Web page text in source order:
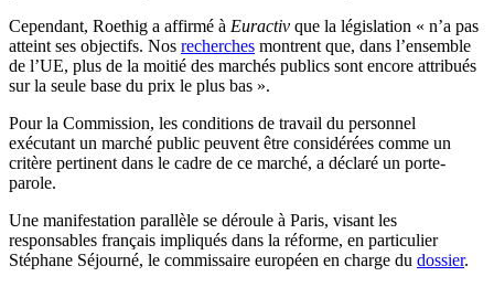
Cependant, Roethig a affirmé à Euractiv que la législation « n’a pas
atteint ses objectifs. Nos recherches montrent que, dans l’ensemble
de l’UE, plus de la moitié des marchés publics sont encore attribués
sur la seule base du prix le plus bas ».
Pour la Commission, les conditions de travail du personnel
exécutant un marché public peuvent être considérées comme un
critère pertinent dans le cadre de ce marché, a déclaré un porte-
parole.
Une manifestation parallèle se déroule à Paris, visant les
responsables français impliqués dans la réforme, en particulier
Stéphane Séjourné, le commissaire européen en charge du dossier.